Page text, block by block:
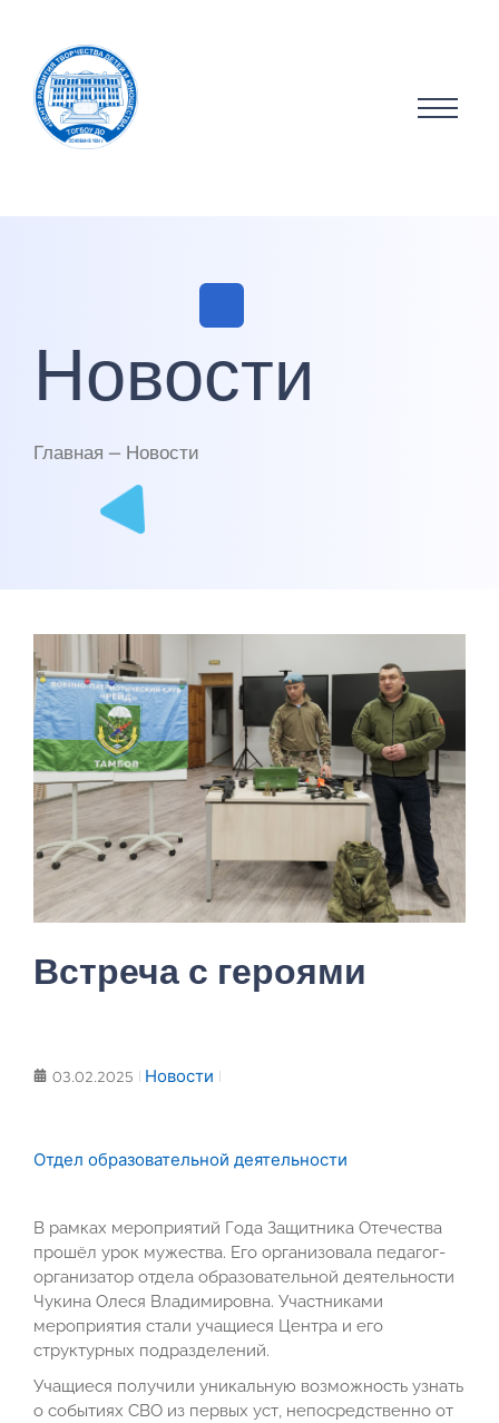
Новости
Главная — Новости
Встреча с героями
03.02.2025 Новости
Отдел образовательной деятельности
В рамках мероприятий Года Защитника Отечества
прошёл урок мужества. Его организовала педагог-
организатор отдела образовательной деятельности
Чукина Олеся Владимировна. Участниками
мероприятия стали учащиеся Центра и его
структурных подразделений.
Учащиеся получили уникальную возможность узнать
о событиях СВО из первых уст, непосредственно от